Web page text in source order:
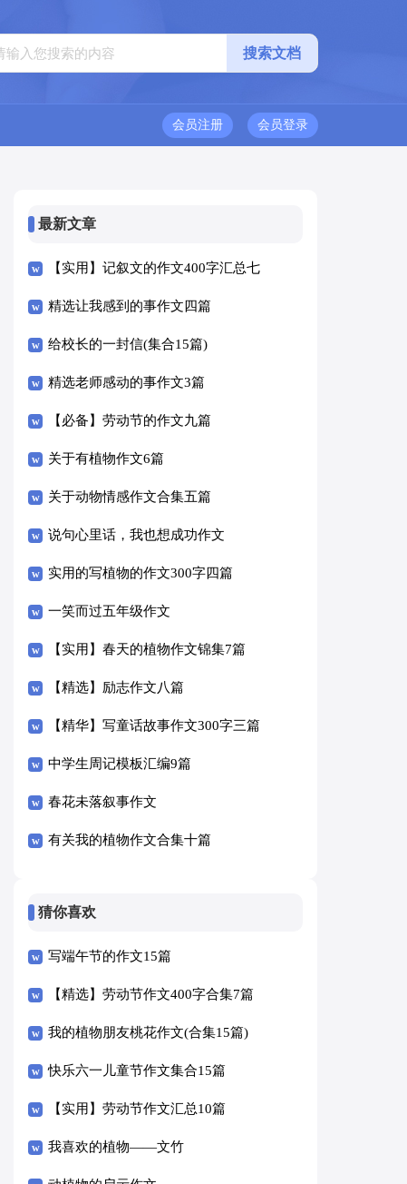
会员登录
会员注册
最新文章
【实用】记叙文的作文400字汇总七
篇
精选让我感到的事作文四篇
给校长的一封信(集合15篇)
精选老师感动的事作文3篇
【必备】劳动节的作文九篇
关于有植物作文6篇
关于动物情感作文合集五篇
说句心里话，我也想成功作文
实用的写植物的作文300字四篇
一笑而过五年级作文
【实用】春天的植物作文锦集7篇
【精选】励志作文八篇
【精华】写童话故事作文300字三篇
中学生周记模板汇编9篇
春花未落叙事作文
有关我的植物作文合集十篇
猜你喜欢
写端午节的作文15篇
【精选】劳动节作文400字合集7篇
我的植物朋友桃花作文(合集15篇)
快乐六一儿童节作文集合15篇
【实用】劳动节作文汇总10篇
我喜欢的植物——文竹